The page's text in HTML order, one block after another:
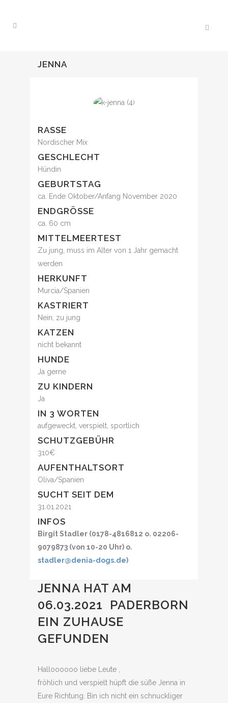
JENNA
RASSE
Nordischer Mix
GESCHLECHT
Hündin
GEBURTSTAG
ca. Ende Oktober/Anfang November 2020
ENDGRÖSSE
ca. 60 cm
MITTELMEERTEST
Zu jung, muss im Alter von 1 Jahr gemacht
werden
HERKUNFT
Murcia/Spanien
KASTRIERT
Nein, zu jung
KATZEN
nicht bekannt
HUNDE
Ja gerne
ZU KINDERN
Ja
IN 3 WORTEN
aufgeweckt, verspielt, sportlich
SCHUTZGEBÜHR
310€
AUFENTHALTSORT
Oliva/Spanien
SUCHT SEIT DEM
31.01.2021
INFOS
Birgit Stadler (0178-4816812 o. 02206-
9079873 (von 10-20 Uhr) o.
stadler@denia-dogs.de)
JENNA HAT AM
06.03.2021 PADERBORN
EIN ZUHAUSE
GEFUNDEN
Halloooooo liebe Leute ,
fröhlich und verspielt hüpft die süße Jenna in
Eure Richtung. Bin ich nicht ein schnuckliger